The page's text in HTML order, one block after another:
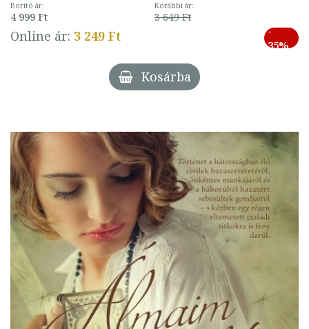
Borító ár:
4 999 Ft
Korábbi ár:
3 649 Ft
Online ár: 3 249 Ft
-
35%
Kosárba